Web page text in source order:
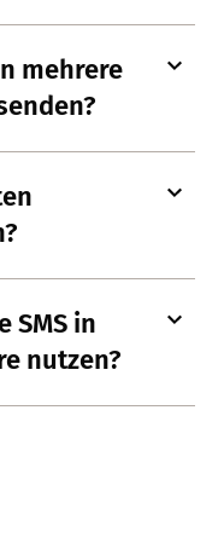
mehrere
SMS in
nutzen?